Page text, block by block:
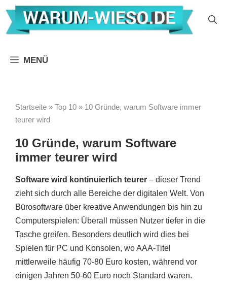
Zum
Inhalt
springen
MENÜ
Startseite » Top 10 » 10 Gründe, warum Software immer
teurer wird
10 Gründe, warum Software
immer teurer wird
Software wird kontinuierlich teurer – dieser Trend
zieht sich durch alle Bereiche der digitalen Welt. Von
Bürosoftware über kreative Anwendungen bis hin zu
Computerspielen: Überall müssen Nutzer tiefer in die
Tasche greifen. Besonders deutlich wird dies bei
Spielen für PC und Konsolen, wo AAA-Titel
mittlerweile häufig 70-80 Euro kosten, während vor
einigen Jahren 50-60 Euro noch Standard waren.